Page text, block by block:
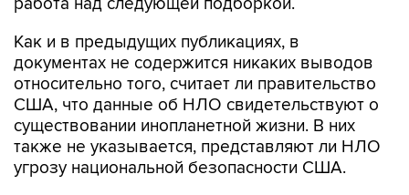
работа над следующей подборкой.
Как и в предыдущих публикациях, в
документах не содержится никаких выводов
относительно того, считает ли правительство
США, что данные об НЛО свидетельствуют о
существовании инопланетной жизни. В них
также не указывается, представляют ли НЛО
угрозу национальной безопасности США.